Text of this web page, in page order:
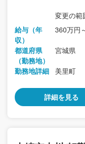
変更の範
給与（年
収）
360万円
都道府県
（勤務地）
宮城県
勤務地詳細 美里町
詳細を見る